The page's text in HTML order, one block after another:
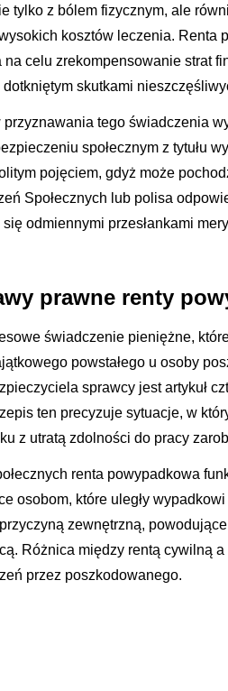
tylko z bólem fizycznym, ale
kosztów leczenia. Renta
na celu zrekompensowanie strat
skutkami
tego świadczenia
społecznym z tytułu
pojęciem, gdyż może
Społecznych lub polisa
odmiennymi przesłankami
prawne renty
świadczenie pieniężne,
powstałego u osoby
sprawcy jest artykuł
ten precyzuje sytuacje, w
z utratą zdolności do pracy
renta powypadkowa
osobom, które uległy
zewnętrzną,
Różnica między rentą cywilną
przez poszkodowanego.